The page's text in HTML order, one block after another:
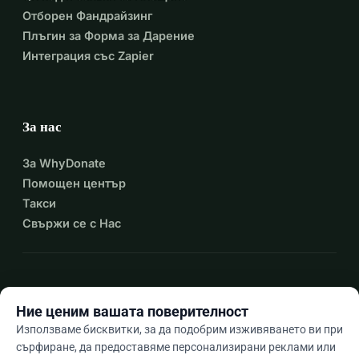
Защото здравето не е лукс. И такова място не можеш
да намериш никъде другаде!
Благодарим ви!
Отборен Фандрайзинг
Плъгин за Форма за Дарение
Интеграция със Zapier
За нас
За WhyDonate
Помощен център
Такси
Свържи се с Нас
Ние ценим вашата поверителност
Използваме бисквитки, за да подобрим изживяването ви при
сърфиране, да предоставяме персонализирани реклами или